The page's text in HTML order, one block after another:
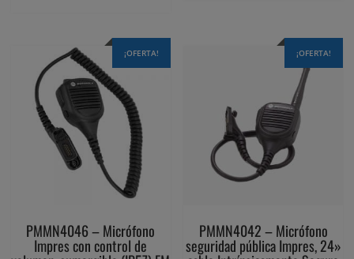
¡OFERTA!
PMMN4046 – Micrófono
Impres con control de
¡OFERTA!
PMMN4042 – Micrófono
seguridad pública Impres, 24»